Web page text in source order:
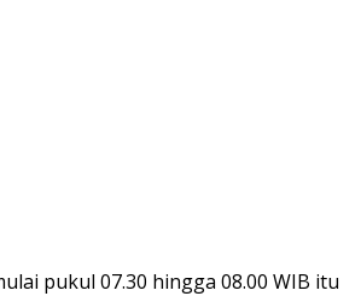
pukul 07.30 hingga 08.00 WIB itu